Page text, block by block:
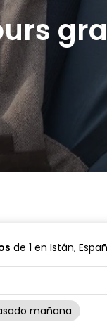
de 1 en Istán,
mañana